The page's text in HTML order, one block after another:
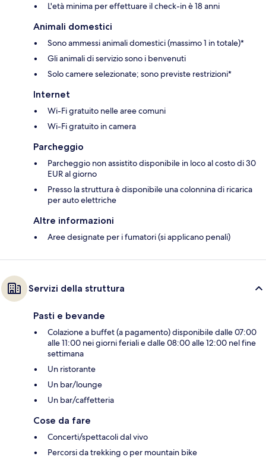
L'età minima per effettuare il check-in è 18 anni
Animali domestici
Sono ammessi animali domestici (massimo 1 in totale)*
Gli animali di servizio sono i benvenuti
Solo camere selezionate; sono previste restrizioni*
Internet
Wi-Fi gratuito nelle aree comuni
Wi-Fi gratuito in camera
Parcheggio
Parcheggio non assistito disponibile in loco al costo di 30
EUR al giorno
Presso la struttura è disponibile una colonnina di ricarica
per auto elettriche
Altre informazioni
Aree designate per i fumatori (si applicano penali)
Servizi della struttura
Pasti e bevande
Colazione a buffet (a pagamento) disponibile dalle 07:00
alle 11:00 nei giorni feriali e dalle 08:00 alle 12:00 nel fine
settimana
Un ristorante
Un bar/lounge
Un bar/caffetteria
Cose da fare
Concerti/spettacoli dal vivo
Percorsi da trekking o per mountain bike